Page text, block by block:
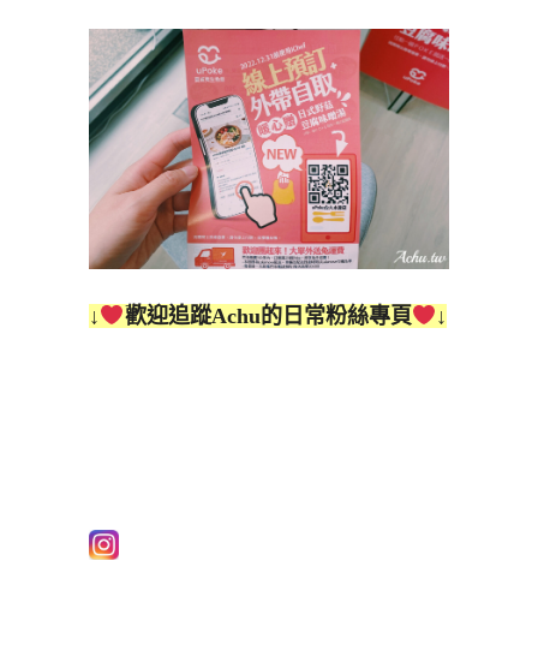
↓ 歡迎追蹤Achu的日常粉絲專頁 ↓